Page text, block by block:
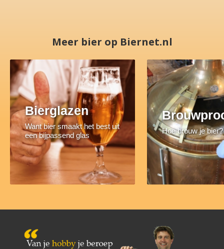
Meer bier op Biernet.nl
Bierglazen
Want bier smaakt het best uit
een bijpassend glas
Hoe brouw je bier?